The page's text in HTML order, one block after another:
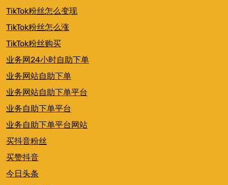
TikTok粉丝怎么变现
TikTok粉丝怎么涨
TikTok粉丝购买
业务网24小时自助下单
业务网站自助下单
业务网站自助下单平台
业务自助下单平台
业务自助下单平台网站
买抖音粉丝
买赞抖音
今日头条